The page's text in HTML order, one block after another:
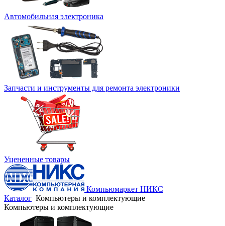
Автомобильная электроника
Запчасти и инструменты для ремонта электроники
Уцененные товары
Компьюмаркет НИКС
Каталог Компьютеры и комплектующие
Компьютеры и комплектующие